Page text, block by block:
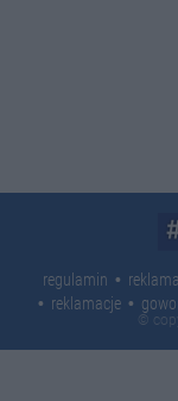
regulamin reklama
reklamacje
©